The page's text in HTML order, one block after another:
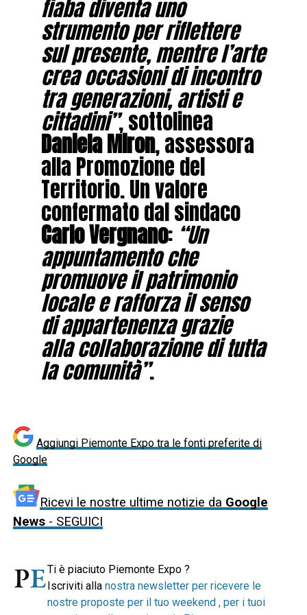
fiaba diventa uno
strumento per riflettere
sul presente, mentre l’arte
crea occasioni di incontro
tra generazioni, artisti e
cittadini”, sottolinea
Daniela Miron, assessora
alla Promozione del
Territorio. Un valore
confermato dal sindaco
Carlo Vergnano: “Un
appuntamento che
promuove il patrimonio
locale e rafforza il senso
di appartenenza grazie
alla collaborazione di tutta
la comunità”.
Aggiungi Piemonte Expo tra le fonti preferite di
Google
Ricevi le nostre ultime notizie da Google
News- SEGUICI
Ti è piaciuto Piemonte Expo ?
Iscriviti alla nostra newsletter per ricevere le
nostre proposte per il tuo weekend , per i tuoi